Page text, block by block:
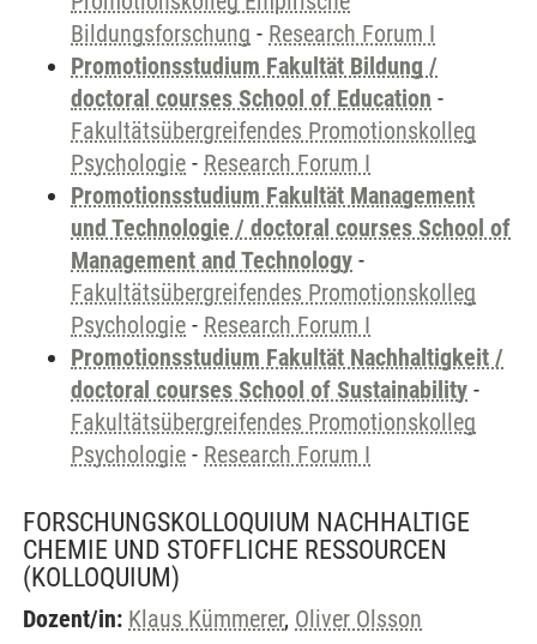
Bildungsforschung - Research Forum I
Promotionsstudium Fakultät Bildung /
doctoral courses School of Education -
Fakultätsübergreifendes Promotionskolleg
Psychologie - Research Forum I
Promotionsstudium Fakultät Management
und Technologie / doctoral courses School of
Management and Technology -
Fakultätsübergreifendes Promotionskolleg
Psychologie - Research Forum I
Promotionsstudium Fakultät Nachhaltigkeit /
doctoral courses School of Sustainability -
Fakultätsübergreifendes Promotionskolleg
Psychologie - Research Forum I
FORSCHUNGSKOLLOQUIUM NACHHALTIGE
CHEMIE UND STOFFLICHE RESSOURCEN
(KOLLOQUIUM)
Dozent/in: Klaus Kümmerer, Oliver Olsson